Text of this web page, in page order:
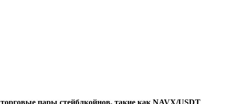
торговые пары стейблкойнов, такие как NAVX/USDT